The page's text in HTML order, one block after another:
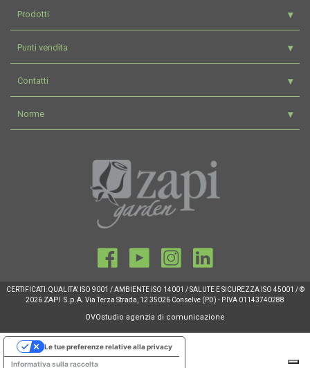
Prodotti
Punti vendita
Contatti
Norme
CERTIFICATI: QUALITA' ISO 9001 / AMBIENTE ISO 14001 / SALUTE E SICUREZZA ISO 45001 / ©
2026 ZAPI S.p.A. Via Terza Strada, 12 35026 Conselve (PD) - P.IVA 01143740288
OVOstudio agenzia di comunicazione
Informativa sulla raccolta
Le tue preferenze relative alla privacy